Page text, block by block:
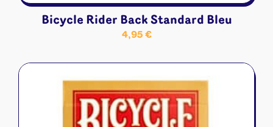
Bicycle Rider Back Standard Bleu
4,95 €